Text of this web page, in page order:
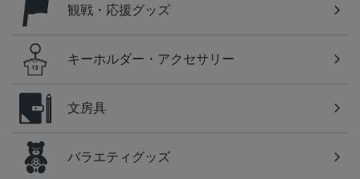
観戦・応援グッズ
キーホルダー・アクセサリー
文房具
バラエティグッズ